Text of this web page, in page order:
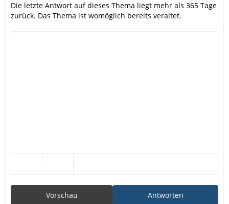
Die letzte Antwort auf dieses Thema liegt mehr als 365 Tage
zurück. Das Thema ist womöglich bereits veraltet.
Antworten
Vorschau